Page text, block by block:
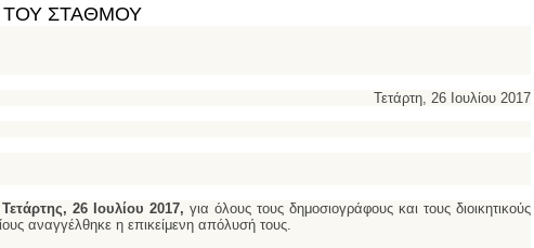
ΤΟΥ ΣΤΑΘΜΟΥ
Τετάρτη, 26 Ιουλίου 2017
26 Ιουλίου 2017, για όλους τους δημοσιογράφους και τους διοικητικούς
αναγγέλθηκε η επικείμενη απόλυσή τους.